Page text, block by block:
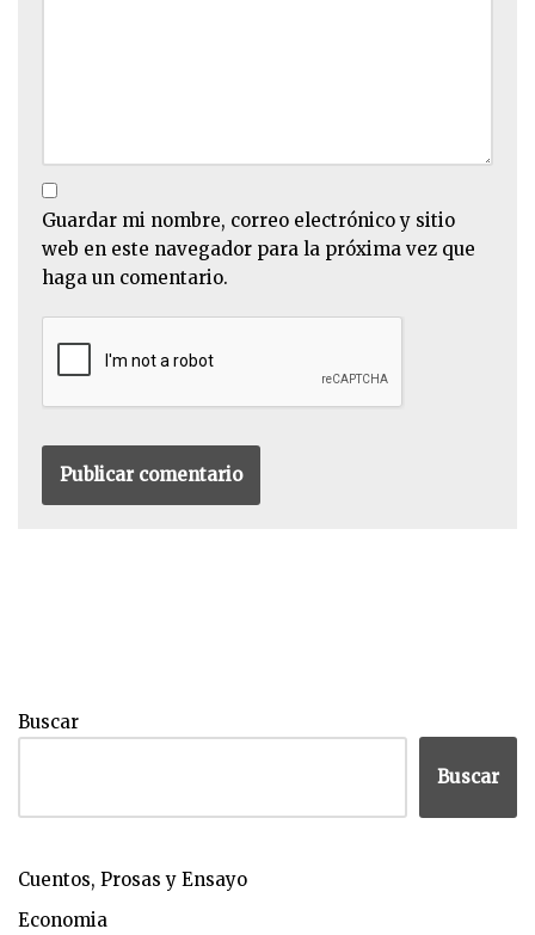
Guardar mi nombre, correo electrónico y sitio
web en este navegador para la próxima vez que
haga un comentario.
Buscar
Buscar
Cuentos, Prosas y Ensayo
Economia